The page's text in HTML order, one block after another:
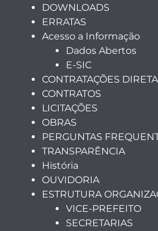
DOWNLOADS
ERRATAS
Acesso a Informação
Dados Abertos
E-SIC
CONTRATAÇÕES
CONTRATOS
LICITAÇÕES
OBRAS
PERGUNTAS
TRANSPARÊNCIA
História
OUVIDORIA
ESTRUTURA
VICE-PREFEITO
SECRETARIAS